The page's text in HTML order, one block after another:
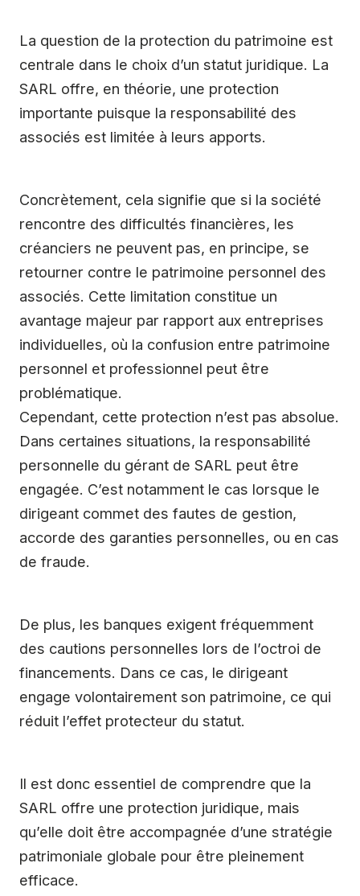
La question de la protection du patrimoine est
centrale dans le choix d’un statut juridique. La
SARL offre, en théorie, une protection
importante puisque la responsabilité des
associés est limitée à leurs apports.
Concrètement, cela signifie que si la société
rencontre des difficultés financières, les
créanciers ne peuvent pas, en principe, se
retourner contre le patrimoine personnel des
associés. Cette limitation constitue un
avantage majeur par rapport aux entreprises
individuelles, où la confusion entre patrimoine
personnel et professionnel peut être
problématique.
Cependant, cette protection n’est pas absolue.
Dans certaines situations, la responsabilité
personnelle du gérant de SARL peut être
engagée. C’est notamment le cas lorsque le
dirigeant commet des fautes de gestion,
accorde des garanties personnelles, ou en cas
de fraude.
De plus, les banques exigent fréquemment
des cautions personnelles lors de l’octroi de
financements. Dans ce cas, le dirigeant
engage volontairement son patrimoine, ce qui
réduit l’effet protecteur du statut.
Il est donc essentiel de comprendre que la
SARL offre une protection juridique, mais
qu’elle doit être accompagnée d’une stratégie
patrimoniale globale pour être pleinement
efficace.